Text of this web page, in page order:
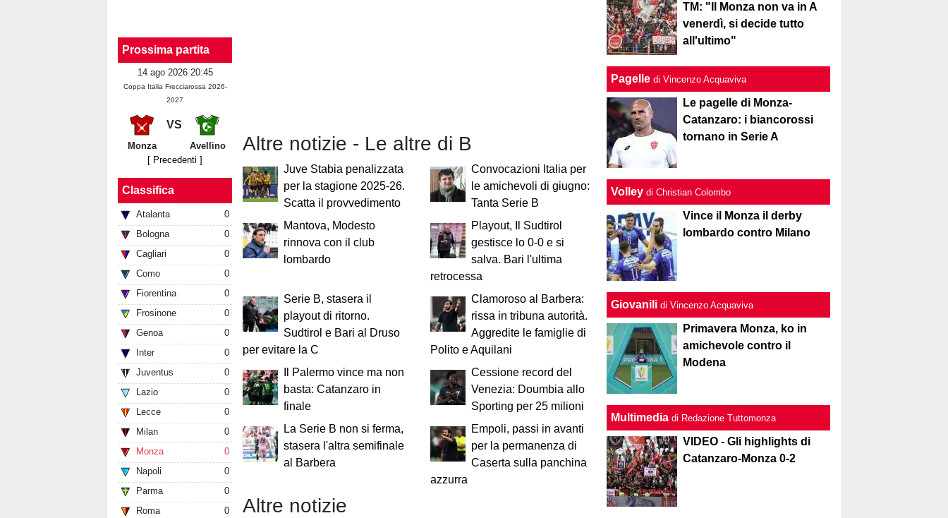
Prossima partita
14 ago 2026 20:45
Coppa Italia Frecciarossa 2026-
2027
VS
Monza
Avellino
[ Precedenti ]
Classifica
Atalanta
0
Bologna
0
Cagliari
0
Como
0
Fiorentina
0
Frosinone
0
Genoa
0
Inter
0
Juventus
0
Lazio
0
Lecce
0
Milan
0
Monza
0
Napoli
0
Parma
0
Roma
0
Altre notizie - Le altre di B
Juve Stabia penalizzata
per la stagione 2025-26.
Scatta il provvedimento
Convocazioni Italia per
le amichevoli di giugno:
Tanta Serie B
Mantova, Modesto
rinnova con il club
lombardo
Playout, Il Sudtirol
gestisce lo 0-0 e si
salva. Bari l'ultima
retrocessa
Serie B, stasera il
playout di ritorno.
Sudtirol e Bari al Druso
per evitare la C
Clamoroso al Barbera:
rissa in tribuna autorità.
Aggredite le famiglie di
Polito e Aquilani
Il Palermo vince ma non
basta: Catanzaro in
finale
Cessione record del
Venezia: Doumbia allo
Sporting per 25 milioni
La Serie B non si ferma,
stasera l'altra semifinale
al Barbera
Empoli, passi in avanti
per la permanenza di
Caserta sulla panchina
azzurra
Altre notizie
TM: "Il Monza non va in A
venerdì, si decide tutto
all'ultimo"
Pagelle di Vincenzo Acquaviva
Le pagelle di Monza-
Catanzaro: i biancorossi
tornano in Serie A
Volley di Christian Colombo
Vince il Monza il derby
lombardo contro Milano
Giovanili di Vincenzo Acquaviva
Primavera Monza, ko in
amichevole contro il
Modena
Multimedia di Redazione Tuttomonza
VIDEO - Gli highlights di
Catanzaro-Monza 0-2